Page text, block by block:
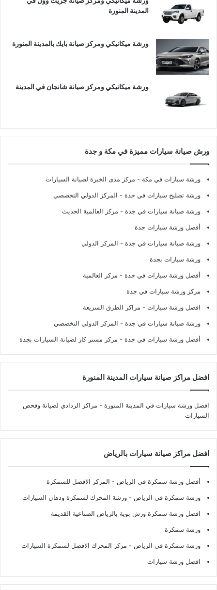
المدينة المنورة
ورشة ميكانيكي ومركز صيانة بايك بالمدينة المنورة
ورشة ميكانيكي ومركز صيانة شانجان في المدينة
ورش صيانة سيارات مميزة في مكة و جدة
ورشة سيارات في مكة - مركز مدى الخبرة لصيانة السيارات
ورشة تصليح سيارات في جدة - المركز الدولي التخصصي
ورشة صيانة سيارات في جدة - مركز العالمية الحديث
أفضل ورشة سيارات جدة
ورشة صيانة سيارات في جدة - المركز الدولي
ورشة سيارات بجدة
أفضل ورشة سيارات في جدة - مركز العالمية
مركز ورشة سيارات في جدة
افضل ورشة سيارات - مراكز الطرق السريعة
ورشة صيانة سيارات في جدة - المركز الدولي التخصصي
أفضل ورشة سيارات في جدة - مركز مستر كار لصيانة السيارات بجدة
افضل مراكز صيانة سيارات المدينة المنورة
افضل ورشة سيارات في المدينة المنورة - مراكز الردادي لصيانة وفحص
السيارات
افضل مراكز صيانة سيارات بالرياض
أفضل ورشة سمكرة في الرياض - المركز الافضل للسمكرة
ورشة سمكرة في الرياض - ورشة المحرك لسمكرة ودهان السيارات
افضل ورشة سمكرة ورش بوية بالرياض الصناعية القديمة
ورشة سمكرة
ورشة سمكرة في الرياض - مركز المحرك الافضل لسمكرة السيارات
افضل ورشة سيارات